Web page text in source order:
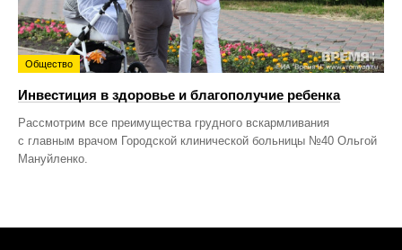
Общество
Инвестиция в здоровье и благополучие ребенка
Рассмотрим все преимущества грудного вскармливания
с главным врачом Городской клинической больницы №40 Ольгой
Мануйленко.